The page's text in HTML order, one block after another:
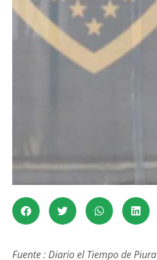
Fuente : Diario el Tiempo de Piura